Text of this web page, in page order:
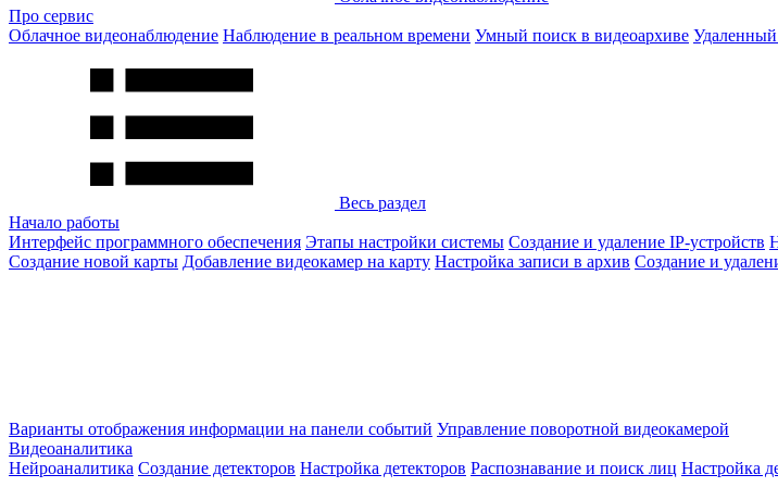
Про сервис
Облачное видеонаблюдение Наблюдение в реальном времени Умный поиск в видеоархиве Удаленный
Весь раздел
Начало работы
Интерфейс программного обеспечения Этапы настройки системы Создание и удаление IP-устройств
Создание новой карты Добавление видеокамер на карту Настройка записи в архив Создание и
Варианты отображения информации на панели событий Управление поворотной видеокамерой
Видеоаналитика
Нейроаналитика Создание детекторов Настройка детекторов Распознавание и поиск лиц Настройка